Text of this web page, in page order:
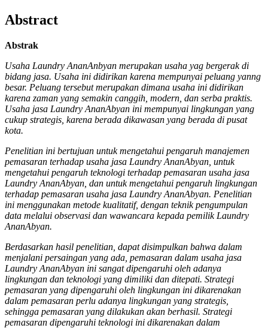
Abstract
Abstrak
Usaha Laundry AnanAnbyan merupakan usaha yag bergerak di
bidang jasa. Usaha ini didirikan karena mempunyai peluang yanng
besar. Peluang tersebut merupakan dimana usaha ini didirikan
karena zaman yang semakin canggih, modern, dan serba praktis.
Usaha jasa Laundry AnanAbyan ini mempunyai lingkungan yang
cukup strategis, karena berada dikawasan yang berada di pusat
kota.
Penelitian ini bertujuan untuk mengetahui pengaruh manajemen
pemasaran terhadap usaha jasa Laundry AnanAbyan, untuk
mengetahui pengaruh teknologi terhadap pemasaran usaha jasa
Laundry AnanAbyan, dan untuk mengetahui pengaruh lingkungan
terhadap pemasaran usaha jasa Laundry AnanAbyan. Penelitian
ini menggunakan metode kualitatif, dengan teknik pengumpulan
data melalui observasi dan wawancara kepada pemilik Laundry
AnanAbyan.
Berdasarkan hasil penelitian, dapat disimpulkan bahwa dalam
menjalani persaingan yang ada, pemasaran dalam usaha jasa
Laundry AnanAbyan ini sangat dipengaruhi oleh adanya
lingkungan dan teknologi yang dimiliki dan ditepati. Strategi
pemasaran yang dipengaruhi oleh lingkungan ini dikarenakan
dalam pemasaran perlu adanya lingkungan yang strategis,
sehingga pemasaran yang dilakukan akan berhasil. Strategi
pemasaran dipengaruhi teknologi ini dikarenakan dalam